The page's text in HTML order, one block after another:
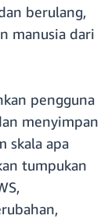
berulang,
manusia dari
pengguna
menyimpan
skala apa
tumpukan